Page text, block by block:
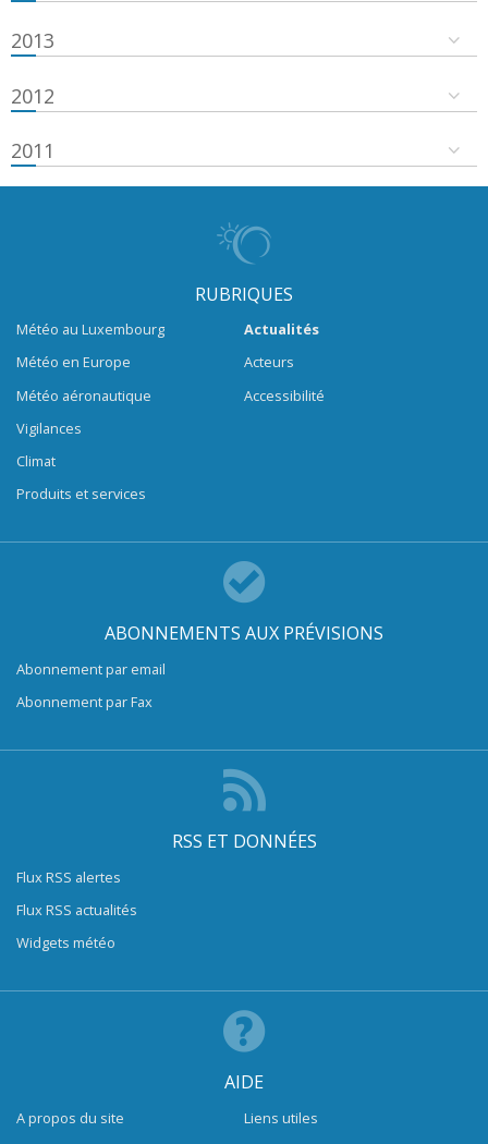
2013
2012
2011
RUBRIQUES
Météo au Luxembourg
Météo en Europe
Météo aéronautique
Vigilances
Climat
Produits et services
Actualités
Acteurs
Accessibilité
ABONNEMENTS AUX PRÉVISIONS
Abonnement par email
Abonnement par Fax
RSS ET DONNÉES
Flux RSS alertes
Flux RSS actualités
Widgets météo
AIDE
A propos du site
Liens utiles